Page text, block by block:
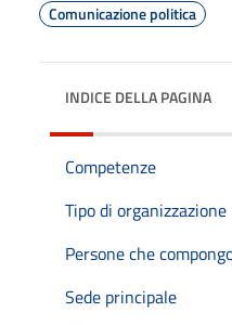
Comunicazione politica
INDICE DELLA PAGINA
Competenze
Tipo di organizzazione
Persone che
Sede principale